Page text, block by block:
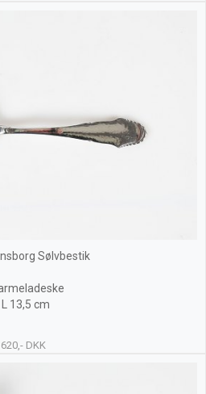
Sølvbestik
L 13,5 cm
620,- DKK